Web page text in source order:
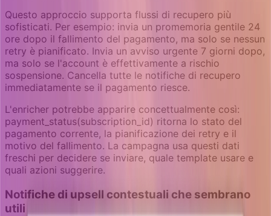
Questo approccio supporta flussi di recupero più
sofisticati. Per esempio: invia un promemoria gentile 24
ore dopo il fallimento del pagamento, ma solo se nessun
retry è pianificato. Invia un avviso urgente 7 giorni dopo,
ma solo se l'account è effettivamente a rischio
sospensione. Cancella tutte le notifiche di recupero
immediatamente se il pagamento riesce.
L'enricher potrebbe apparire concettualmente così:
payment_status(subscription_id) ritorna lo stato del
pagamento corrente, la pianificazione dei retry e il
motivo del fallimento. La campagna usa questi dati
freschi per decidere se inviare, quale template usare e
quali azioni suggerire.
Notifiche di upsell contestuali che sembrano
utili